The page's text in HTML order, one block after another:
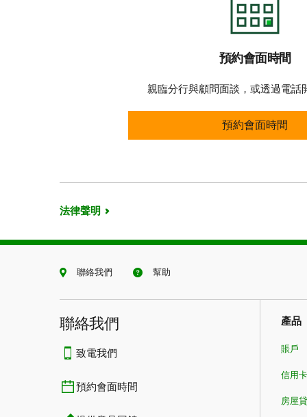
預約會面時間
親臨分行與顧問面談，或透過電話
預約會面時間
預約會面時間
法律聲明
聯絡我們 幫助
聯絡我們
致電我們
預約會面時間
產品
賬戶
信用卡
房屋